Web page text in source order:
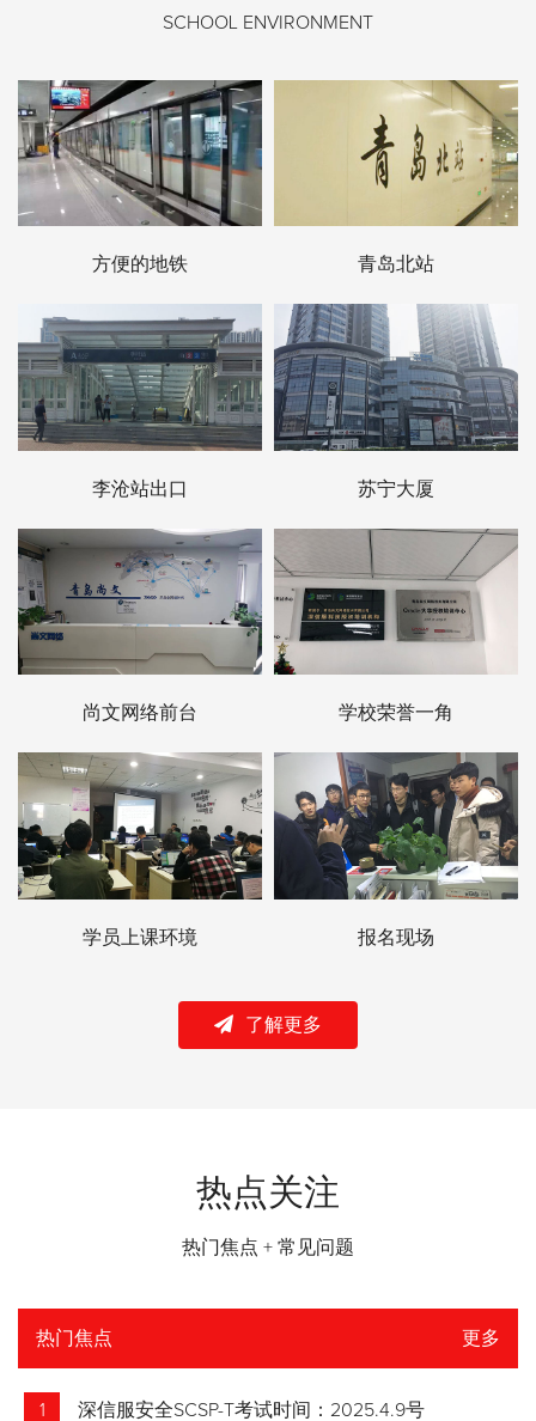
SCHOOL ENVIRONMENT
方便的地铁 青岛北站
李沧站出口 苏宁大厦
尚文网络前台 学校荣誉一角
学员上课环境 报名现场
了解更多
热点关注
热门焦点 + 常见问题
热门焦点 更多
1 深信服安全SCSP-T考试时间：2025.4.9号